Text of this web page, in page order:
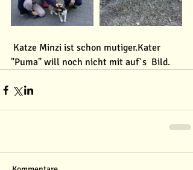
"Puma" will noch nicht mit auf`s  Bild.